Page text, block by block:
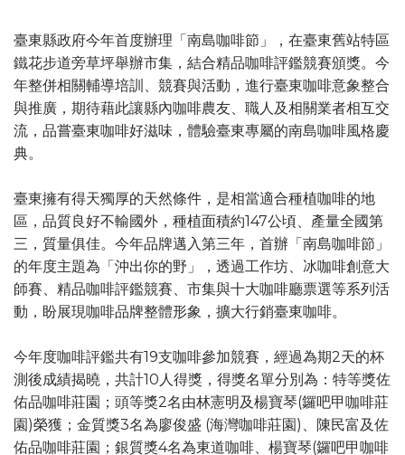
臺東縣政府今年首度辦理「南島咖啡節」，在臺東舊站特區
鐵花步道旁草坪舉辦市集，結合精品咖啡評鑑競賽頒獎。今
年整併相關輔導培訓、競賽與活動，進行臺東咖啡意象整合
與推廣，期待藉此讓縣內咖啡農友、職人及相關業者相互交
流，品嘗臺東咖啡好滋味，體驗臺東專屬的南島咖啡風格慶
典。
臺東擁有得天獨厚的天然條件，是相當適合種植咖啡的地
區，品質良好不輸國外，種植面積約147公頃、產量全國第
三，質量俱佳。今年品牌邁入第三年，首辦「南島咖啡節」
的年度主題為「沖出你的野」，透過工作坊、冰咖啡創意大
師賽、精品咖啡評鑑競賽、市集與十大咖啡廳票選等系列活
動，盼展現咖啡品牌整體形象，擴大行銷臺東咖啡。
今年度咖啡評鑑共有19支咖啡參加競賽，經過為期2天的杯
測後成績揭曉，共計10人得獎，得獎名單分別為：特等獎佐
佑品咖啡莊園；頭等獎2名由林憲明及楊寶琴(鑼吧甲咖啡莊
園)榮獲；金質獎3名為廖俊盛 (海灣咖啡莊園)、陳民富及佐
佑品咖啡莊園；銀質獎4名為東道咖啡、楊寶琴(鑼吧甲咖啡